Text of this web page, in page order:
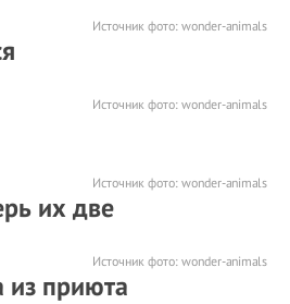
Источник фото: wonder-animals
Источник фото: wonder-animals
Источник фото: wonder-animals
их две
Источник фото: wonder-animals
из приюта